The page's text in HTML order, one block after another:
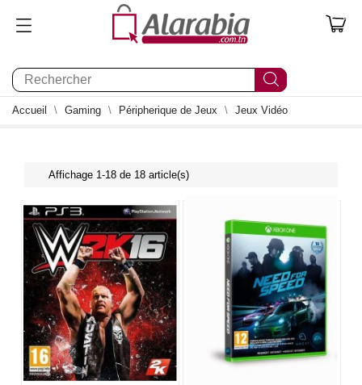
0
Accueil Gaming Péripherique de Jeux Jeux Vidéo
Affichage 1-18 de 18 article(s)